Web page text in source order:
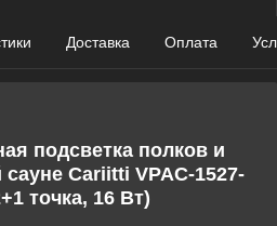
Доставка Оплата
подсветка полков и
Cariitti VPAC-1527-
точка, 16 Вт)